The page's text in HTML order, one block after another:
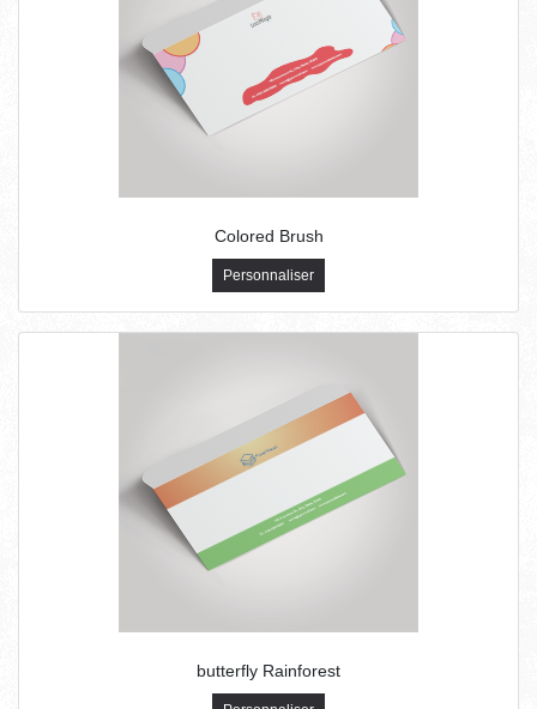
Colored Brush
Personnaliser
butterfly Rainforest